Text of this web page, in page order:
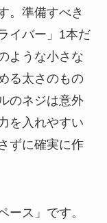
。準備すべき
イバー」1本だ
ような小さな
る太さのもの
のネジは意外
を入れやすい
ずに確実に作
ース」です。